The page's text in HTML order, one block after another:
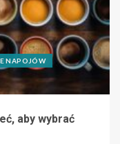
NAPOJÓW
aby wybrać